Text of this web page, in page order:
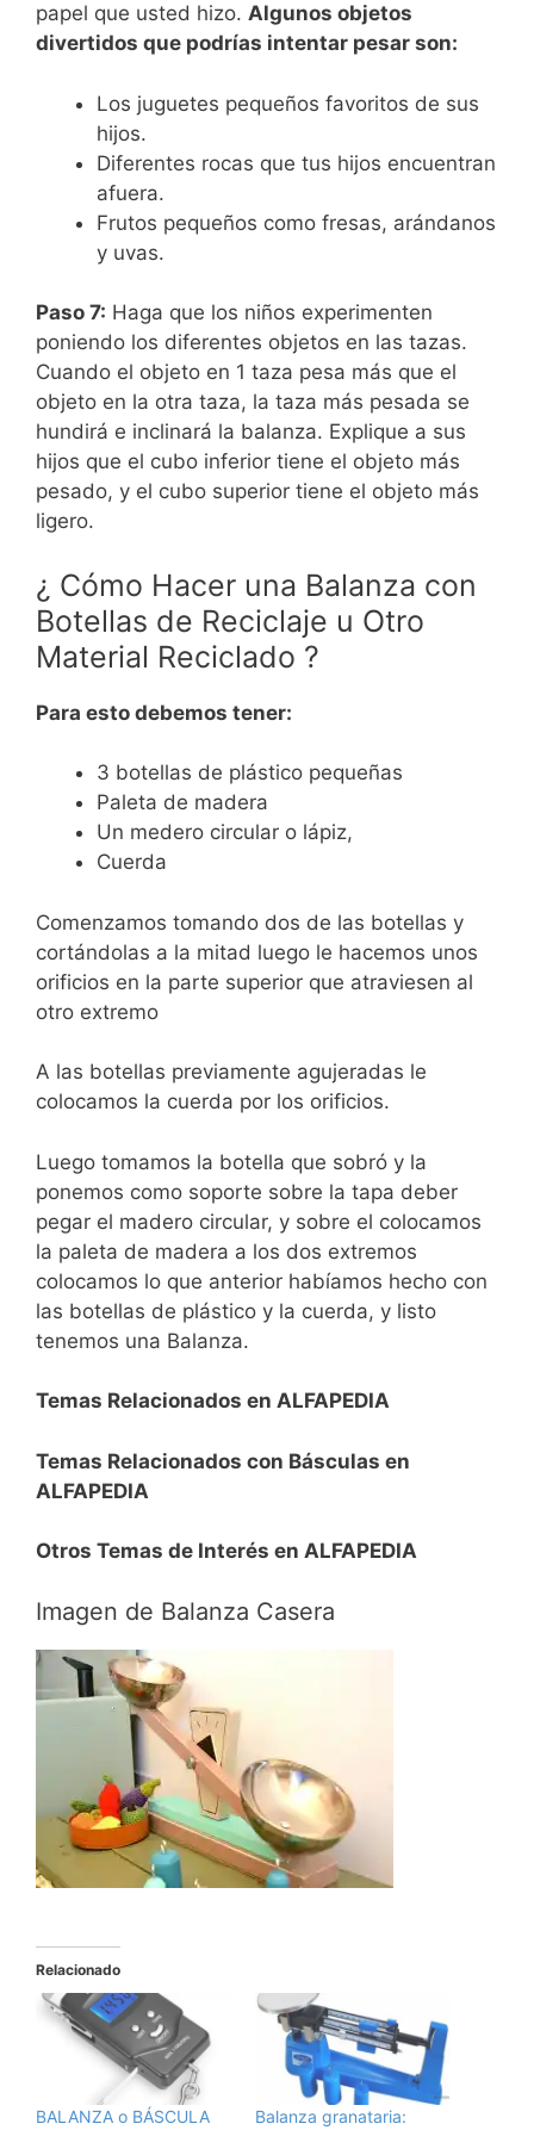
papel que usted hizo. Algunos objetos
divertidos que podrías intentar pesar son:
Los juguetes pequeños favoritos de sus
hijos.
Diferentes rocas que tus hijos encuentran
afuera.
Frutos pequeños como fresas, arándanos
y uvas.
Paso 7: Haga que los niños experimenten
poniendo los diferentes objetos en las tazas.
Cuando el objeto en 1 taza pesa más que el
objeto en la otra taza, la taza más pesada se
hundirá e inclinará la balanza. Explique a sus
hijos que el cubo inferior tiene el objeto más
pesado, y el cubo superior tiene el objeto más
ligero.
¿ Cómo Hacer una Balanza con
Botellas de Reciclaje u Otro
Material Reciclado ?
Para esto debemos tener:
3 botellas de plástico pequeñas
Paleta de madera
Un medero circular o lápiz,
Cuerda
Comenzamos tomando dos de las botellas y
cortándolas a la mitad luego le hacemos unos
orificios en la parte superior que atraviesen al
otro extremo
A las botellas previamente agujeradas le
colocamos la cuerda por los orificios.
Luego tomamos la botella que sobró y la
ponemos como soporte sobre la tapa deber
pegar el madero circular, y sobre el colocamos
la paleta de madera a los dos extremos
colocamos lo que anterior habíamos hecho con
las botellas de plástico y la cuerda, y listo
tenemos una Balanza.
Temas Relacionados en ALFAPEDIA
Temas Relacionados con Básculas en
ALFAPEDIA
Otros Temas de Interés en ALFAPEDIA
Imagen de Balanza Casera
Relacionado
BALANZA o BÁSCULA
Balanza granataria: